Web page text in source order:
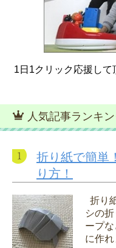
1日1クリック応援して
人気記事ランキ
折り紙で簡単
り方！
折り
シの
ープ
に作